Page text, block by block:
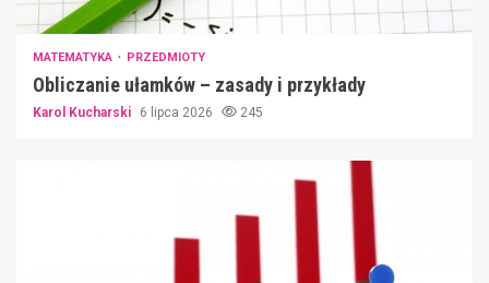
MATEMATYKA PRZEDMIOTY
Obliczanie ułamków – zasady i przykłady
Karol Kucharski 6 lipca 2026 245